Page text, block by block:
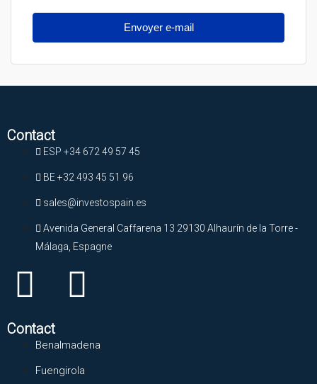
Envoyer e-mail
Contact
ESP +34 672 49 57 45
BE +32 493 45 51 96
sales@investospain.es
Avenida General Caffarena 13 29130 Alhaurín de la Torre -
Málaga, Espagne
Contact
Benalmadena
Fuengirola